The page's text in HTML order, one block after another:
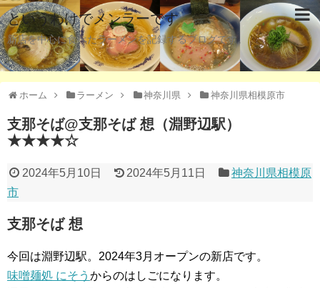
というわけでメンラーです
新店を中心に食べたラーメンを記録するブログです。
ホーム ラーメン 神奈川県 神奈川県相模原市
支那そば@支那そば 想（淵野辺駅）
★★★★☆
2024年5月10日 2024年5月11日
神奈川県相模原
市
支那そば 想
今回は淵野辺駅。2024年3月オープンの新店です。
味噌麺処 にそう からのはしごになります。